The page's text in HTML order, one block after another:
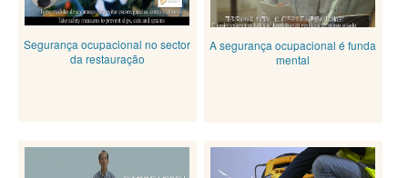
Segurança ocupacional no sector
da restauração
A segurança ocupacional é funda
mental